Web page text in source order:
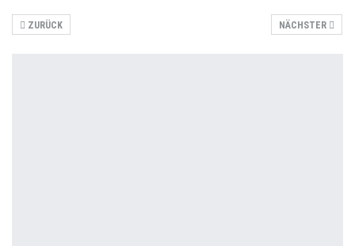
NÄCHSTER
ZURÜCK